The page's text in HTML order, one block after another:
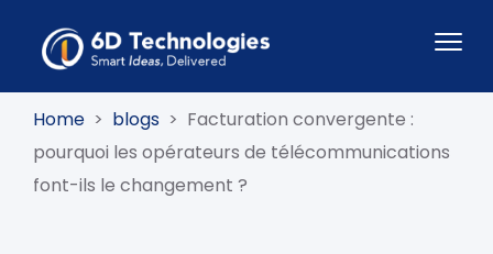
Home > blogs > Facturation convergente :
pourquoi les opérateurs de télécommunications
font-ils le changement ?